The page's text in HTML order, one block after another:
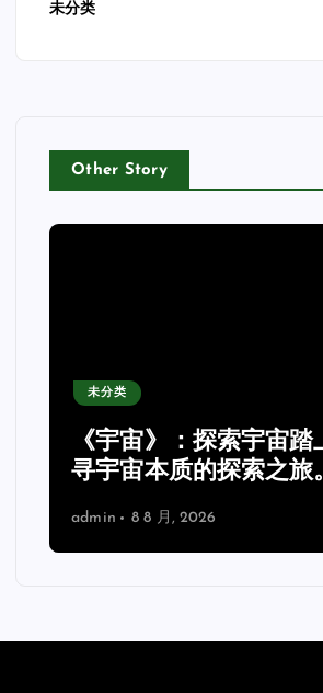
未分类
Other Story
未分类
《宇宙》：探索宇宙
寻宇宙本质的探索之旅
admin 8 8 月, 2026